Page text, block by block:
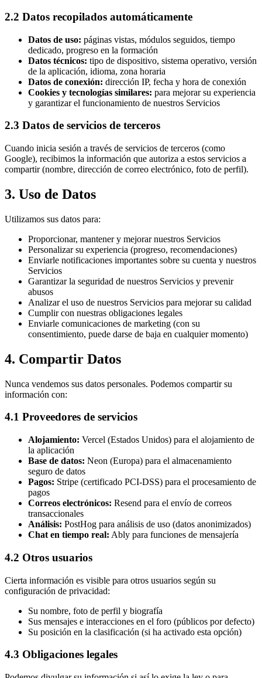
2.2 Datos recopilados automáticamente
Datos de uso: páginas vistas, módulos seguidos, tiempo
dedicado, progreso en la formación
Datos técnicos: tipo de dispositivo, sistema operativo, versión
de la aplicación, idioma, zona horaria
Datos de conexión: dirección IP, fecha y hora de conexión
Cookies y tecnologías similares: para mejorar su experiencia
y garantizar el funcionamiento de nuestros Servicios
2.3 Datos de servicios de terceros
Cuando inicia sesión a través de servicios de terceros (como
Google), recibimos la información que autoriza a estos servicios a
compartir (nombre, dirección de correo electrónico, foto de perfil).
3. Uso de Datos
Utilizamos sus datos para:
Proporcionar, mantener y mejorar nuestros Servicios
Personalizar su experiencia (progreso, recomendaciones)
Enviarle notificaciones importantes sobre su cuenta y nuestros
Servicios
Garantizar la seguridad de nuestros Servicios y prevenir
abusos
Analizar el uso de nuestros Servicios para mejorar su calidad
Cumplir con nuestras obligaciones legales
Enviarle comunicaciones de marketing (con su
consentimiento, puede darse de baja en cualquier momento)
4. Compartir Datos
Nunca vendemos sus datos personales. Podemos compartir su
información con:
4.1 Proveedores de servicios
Alojamiento: Vercel (Estados Unidos) para el alojamiento de
la aplicación
Base de datos: Neon (Europa) para el almacenamiento
seguro de datos
Pagos: Stripe (certificado PCI-DSS) para el procesamiento de
pagos
Correos electrónicos: Resend para el envío de correos
transaccionales
Análisis: PostHog para análisis de uso (datos anonimizados)
Chat en tiempo real: Ably para funciones de mensajería
4.2 Otros usuarios
Cierta información es visible para otros usuarios según su
configuración de privacidad:
Su nombre, foto de perfil y biografía
Sus mensajes e interacciones en el foro (públicos por defecto)
Su posición en la clasificación (si ha activado esta opción)
4.3 Obligaciones legales